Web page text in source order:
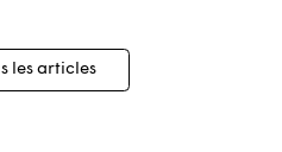
les articles